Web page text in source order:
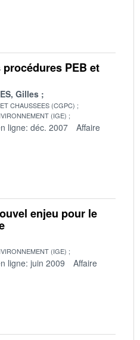
PEB et
Gilles
CHAUSSEES (CGPC)
(IGE)
ligne: déc. 2007
Affaire
enjeu pour le
(IGE)
ligne: juin 2009
Affaire